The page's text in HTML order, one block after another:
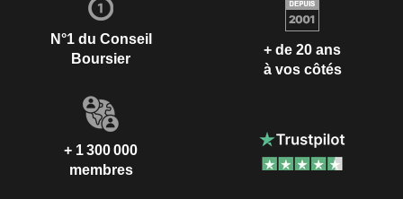
N°1 du Conseil
Boursier
+ de 20 ans
à vos côtés
+ 1 300 000
membres